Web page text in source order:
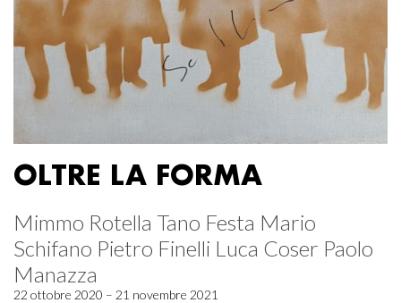
OLTRE LA FORMA
Mimmo Rotella Tano Festa Mario
Schifano Pietro Finelli Luca Coser Paolo
Manazza
22 ottobre 2020 – 21 novembre 2021